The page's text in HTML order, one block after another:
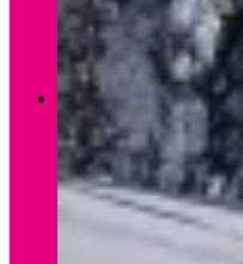
Verleih Winter
WINTER